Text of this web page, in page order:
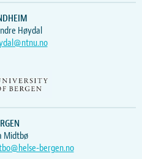
Høydal
Midtbø
bergen.no